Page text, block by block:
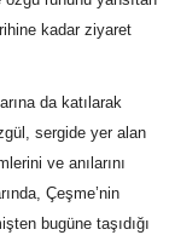
kadar ziyaret
da katılarak
sergide yer alan
ve anılarını
Çeşme’nin
bugüne taşıdığı